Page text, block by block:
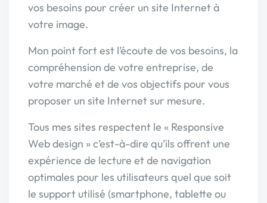
vos besoins pour créer un site Internet à
votre image.
Mon point fort est l’écoute de vos besoins, la
compréhension de votre entreprise, de
votre marché et de vos objectifs pour vous
proposer un site Internet sur mesure.
Tous mes sites respectent le « Responsive
Web design » c’est-à-dire qu’ils offrent une
expérience de lecture et de navigation
optimales pour les utilisateurs quel que soit
le support utilisé (smartphone, tablette ou